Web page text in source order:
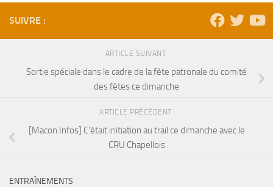
SUIVRE :
ARTICLE SUIVANT
Sortie spéciale dans le cadre de la fête patronale du comité
des fêtes ce dimanche
ARTICLE PRÉCÉDENT
[Macon Infos] C’était initiation au trail ce dimanche avec le
CRU Chapellois
ENTRAÎNEMENTS